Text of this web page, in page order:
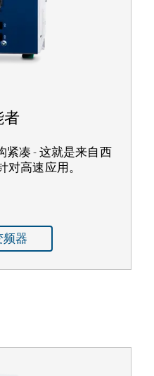
紧凑 - 这就是来自西
对高速应用。
频器